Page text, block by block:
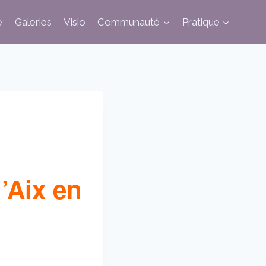
Galeries Visio Communauté Pratique
en